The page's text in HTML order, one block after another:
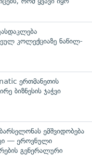
კოლექციაზე ნაწილ-
ერთმანეთის
ბიზნესის ჯაჭვი
ემშვიდობება
— ეროვნული
გენერალური